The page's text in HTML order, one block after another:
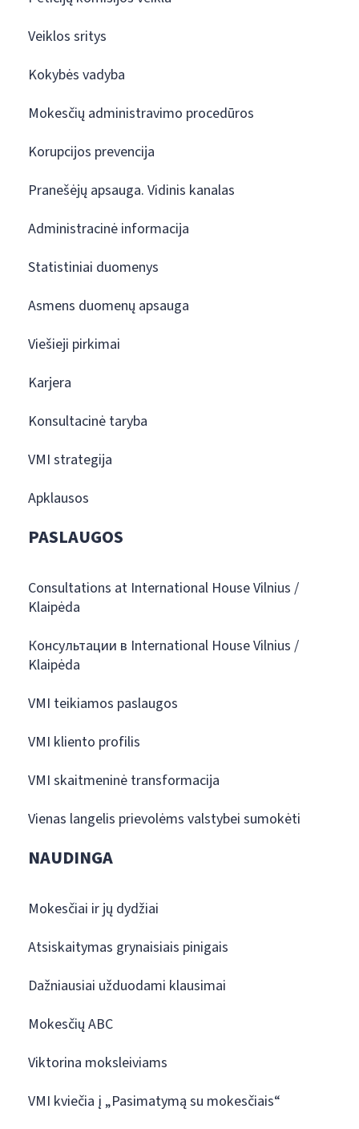
Veiklos sritys
Kokybės vadyba
Mokesčių administravimo procedūros
Korupcijos prevencija
Pranešėjų apsauga. Vidinis kanalas
Administracinė informacija
Statistiniai duomenys
Asmens duomenų apsauga
Viešieji pirkimai
Karjera
Konsultacinė taryba
VMI strategija
Apklausos
PASLAUGOS
Consultations at International House Vilnius /
Klaipėda
Консультации в International House Vilnius /
Klaipėda
VMI teikiamos paslaugos
VMI kliento profilis
VMI skaitmeninė transformacija
Vienas langelis prievolėms valstybei sumokėti
NAUDINGA
Mokesčiai ir jų dydžiai
Atsiskaitymas grynaisiais pinigais
Dažniausiai užduodami klausimai
Mokesčių ABC
Viktorina moksleiviams
VMI kviečia į „Pasimatymą su mokesčiais“